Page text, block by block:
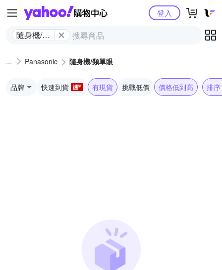
Yahoo購物中心
隨身機/類
登入
Panasonic 隨身機/類單眼
品牌 快速到貨 有現貨 挑戰低價 價格低到高 排序